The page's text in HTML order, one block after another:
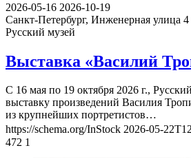
2026-05-16 2026-10-19
Санкт-Петербург, Инженерная улица 4
Русский музей
Выставка «Василий
С 16 мая по 19 октября 2026 г.,
выставку произведений Василия
из крупнейших портретистов…
https://schema.org/InStock 2026-05-
472 1